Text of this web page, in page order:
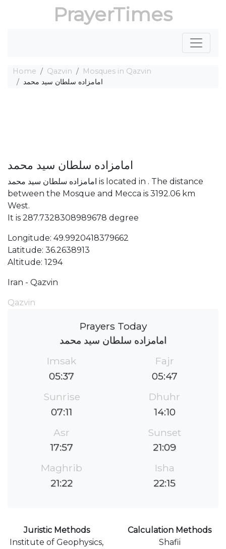
PrayerTimes
Home Qazvin
Mosques in Qazvin
امامزاده سلطان سید محمد
امامزاده سلطان سید محمد
امامزاده سلطان سید محمد is located in . The distance
between the Mosque and Mecca is 3192.06 km
West.
It is 287.7328308989678 degree
Longitude: 49.9920418379662
Latitude: 36.2638913
Altitude: 1294
Iran - Qazvin
Qazvin
Prayers Today
امامزاده سلطان سید محمد
Imsak
05:37
Fajr
05:47
Sunrise
07:11
Dhuhr
14:10
Asr
17:57
Sunset
21:09
Maghrib
21:22
Isha
22:15
Juristic Methods
Institute of Geophysics,
Calculation Methods
Shafii